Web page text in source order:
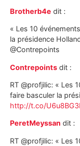
Brotherb4e dit :
« Les 10
la présidence
@Contrepoints
Contrepoints dit :
RT @profjilic: « Les
faire basculer la
http://t.co/
PeretMeyssan dit :
RT @profjilic: « Les